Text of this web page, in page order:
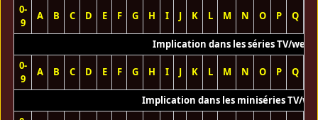
0-
9
A B C D E F G H I J K L M N O P Q
Implication dans les séries TV/web
0-
9
A B C D E F G H I J K L M N O P Q
Implication dans les miniséries TV/